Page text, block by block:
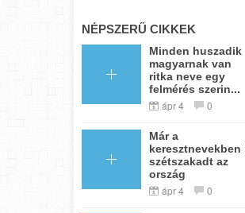
NÉPSZERŰ CIKKEK
Minden huszadik
magyarnak van
ritka neve egy
felmérés szerin...
ápr 4 0
Már a
keresztnevekben
szétszakadt az
ország
ápr 4 0